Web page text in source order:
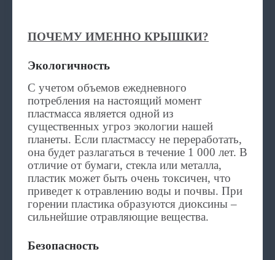
ПОЧЕМУ ИМЕННО КРЫШКИ?
Экологичность
С учетом объемов ежедневного
потребления на настоящий момент
пластмасса является одной из
существенных угроз экологии нашей
планеты. Если пластмассу не переработать,
она будет разлагаться в течение 1 000 лет. В
отличие от бумаги, стекла или металла,
пластик может быть очень токсичен, что
приведет к отравлению воды и почвы. При
горении пластика образуются диоксины –
сильнейшие отравляющие вещества.
Безопасность